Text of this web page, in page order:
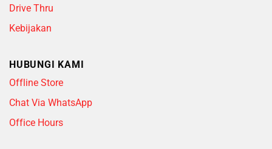
Drive Thru
Kebijakan
HUBUNGI KAMI
Offline Store
Chat Via WhatsApp
Office Hours